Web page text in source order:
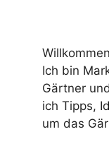
Ich bin
Gärtner
ich Tipps,
um das